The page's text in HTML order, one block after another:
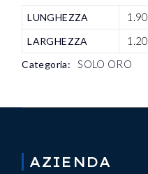
LUNGHEZZA 1.90
LARGHEZZA 1.20
Categoria: SOLO ORO
AZIENDA